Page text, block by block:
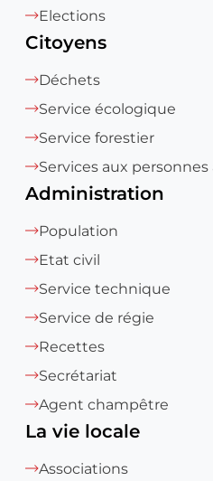
Elections
Citoyens
Déchets
Service écologique
Service forestier
Services aux personnes
Administration
Population
Etat civil
Service technique
Service de régie
Recettes
Secrétariat
Agent champêtre
La vie locale
Associations